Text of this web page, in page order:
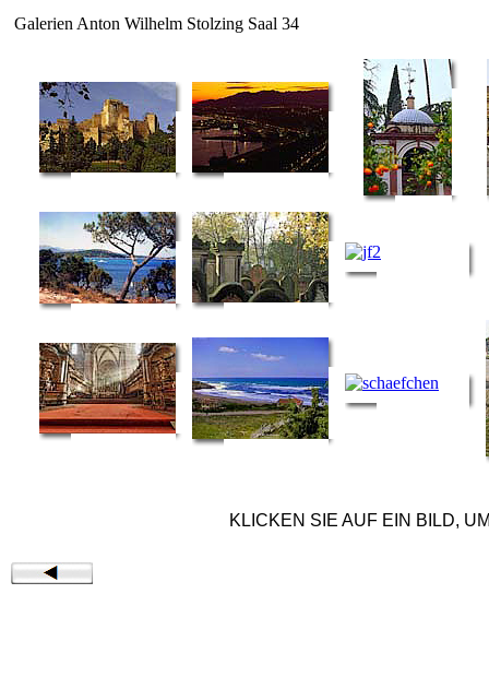
Galerien Anton Wilhelm Stolzing Saal 34
KLICKEN SIE AUF EIN BILD,